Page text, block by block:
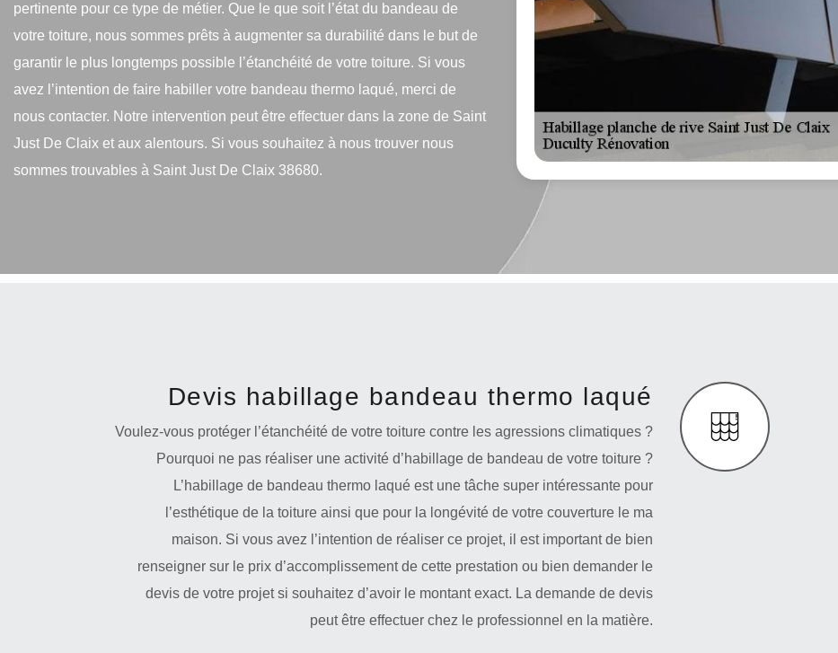
pertinente pour ce type de métier. Que le que soit l’état du bandeau de
votre toiture, nous sommes prêts à augmenter sa durabilité dans le but de
garantir le plus longtemps possible l’étanchéité de votre toiture. Si vous
avez l’intention de faire habiller votre bandeau thermo laqué, merci de
nous contacter. Notre intervention peut être effectuer dans la zone de Saint
Just De Claix et aux alentours. Si vous souhaitez à nous trouver nous
sommes trouvables à Saint Just De Claix 38680.
Devis habillage bandeau thermo laqué
Voulez-vous protéger l’étanchéité de votre toiture contre les agressions climatiques ?
Pourquoi ne pas réaliser une activité d’habillage de bandeau de votre toiture ?
L’habillage de bandeau thermo laqué est une tâche super intéressante pour
l’esthétique de la toiture ainsi que pour la longévité de votre couverture le ma
maison. Si vous avez l’intention de réaliser ce projet, il est important de bien
renseigner sur le prix d’accomplissement de cette prestation ou bien demander le
devis de votre projet si souhaitez d’avoir le montant exact. La demande de devis
peut être effectuer chez le professionnel en la matière.